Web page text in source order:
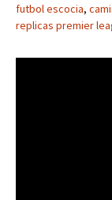
futbol escocia,
replicas premier